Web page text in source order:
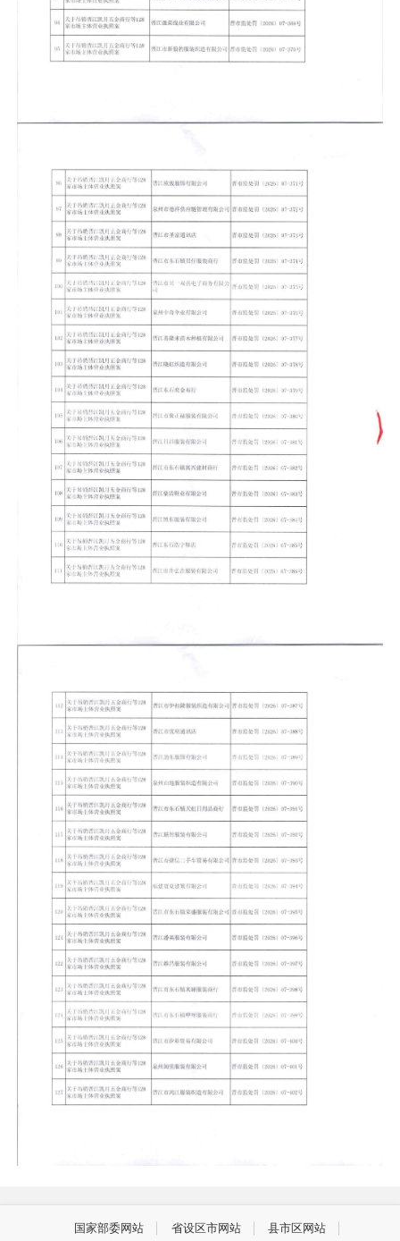
国家部委网站 省设区市网站 县市区网站